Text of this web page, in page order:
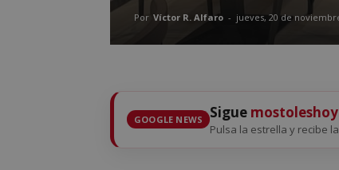
Por Víctor R. Alfaro - jueves, 20 de
GOOGLE NEWS Sigue
Pulsa la estrella y recibe